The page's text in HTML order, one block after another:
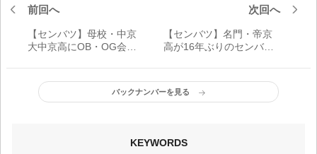
前回へ
【センバツ】母校・中京
大中京高にOB・OG会長
次回へ
【センバツ】名門・帝京
高が16年ぶりのセンバツ
バックナンバーを見る
KEYWORDS